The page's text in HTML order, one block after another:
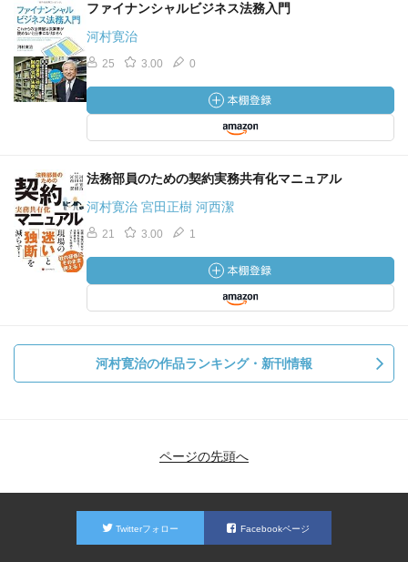
ファイナンシャルビジネス法務入門
河村寛治
25 3.00 0
法務部員のための契約実務共有化マニュアル
河村寛治 宮田正樹 河西潔
21 3.00 1
河村寛治の作品ランキング・新刊情報
ページの先頭へ
Twitterフォロー Facebookページ